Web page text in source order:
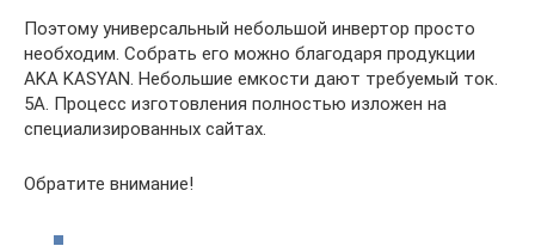
Поэтому универсальный небольшой инвертор просто
необходим. Собрать его можно благодаря продукции
AKA KASYAN. Небольшие емкости дают требуемый ток.
5А. Процесс изготовления полностью изложен на
специализированных сайтах.
Обратите внимание!